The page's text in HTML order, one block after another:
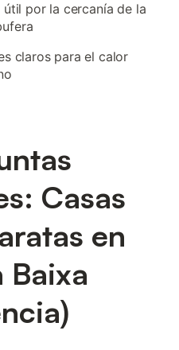
útil por la cercanía de la
claros para el calor
Casas
en
Baixa